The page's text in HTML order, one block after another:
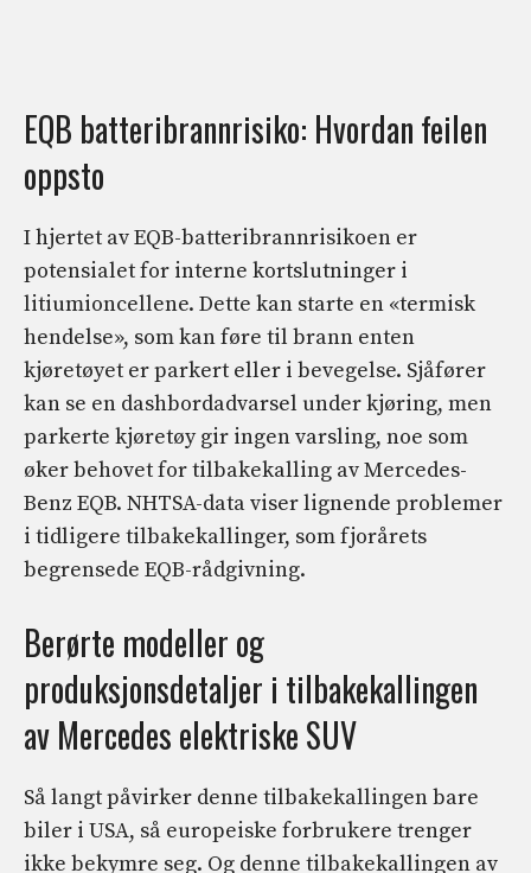
EQB batteribrannrisiko: Hvordan feilen
oppsto
I hjertet av EQB-batteribrannrisikoen er
potensialet for interne kortslutninger i
litiumioncellene. Dette kan starte en «termisk
hendelse», som kan føre til brann enten
kjøretøyet er parkert eller i bevegelse. Sjåfører
kan se en dashbordadvarsel under kjøring, men
parkerte kjøretøy gir ingen varsling, noe som
øker behovet for tilbakekalling av Mercedes-
Benz EQB. NHTSA-data viser lignende problemer
i tidligere tilbakekallinger, som fjorårets
begrensede EQB-rådgivning.
Berørte modeller og
produksjonsdetaljer i tilbakekallingen
av Mercedes elektriske SUV
Så langt påvirker denne tilbakekallingen bare
biler i USA, så europeiske forbrukere trenger
ikke bekymre seg. Og denne tilbakekallingen av